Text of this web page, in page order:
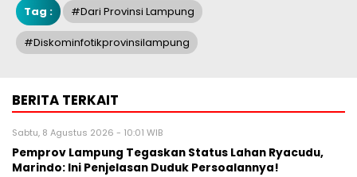
Tag : #Dari Provinsi Lampung
#diskominfotikprovinsilampung
BERITA TERKAIT
Sabtu, 8 Agustus 2026 - 10:01 WIB
Pemprov Lampung Tegaskan Status Lahan Ryacudu,
Marindo: Ini Penjelasan Duduk Persoalannya!